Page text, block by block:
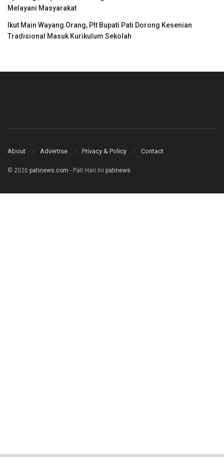
Melayani Masyarakat
Ikut Main Wayang Orang, Plt Bupati Pati Dorong Kesenian
Tradisional Masuk Kurikulum Sekolah
About Advertise Privacy & Policy Contact
© 2020 patinews.com - Pati Hari Ini patinews.